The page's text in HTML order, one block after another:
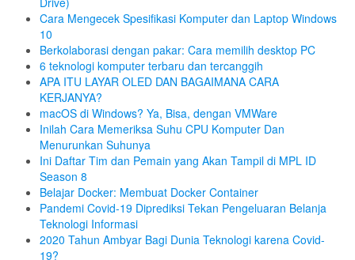
Cara Mengecek Spesifikasi Komputer dan Laptop Windows
10
Berkolaborasi dengan pakar: Cara memilih desktop PC
6 teknologi komputer terbaru dan tercanggih
APA ITU LAYAR OLED DAN BAGAIMANA CARA
KERJANYA?
macOS di Windows? Ya, Bisa, dengan VMWare
Inilah Cara Memeriksa Suhu CPU Komputer Dan
Menurunkan Suhunya
Ini Daftar Tim dan Pemain yang Akan Tampil di MPL ID
Season 8
Belajar Docker: Membuat Docker Container
Pandemi Covid-19 Diprediksi Tekan Pengeluaran Belanja
Teknologi Informasi
2020 Tahun Ambyar Bagi Dunia Teknologi karena Covid-
19?